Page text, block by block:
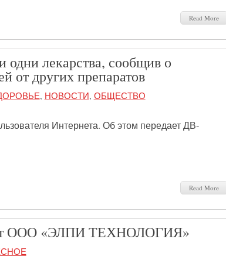
Read More
одни лекарства, сообщив о
от других препаратов
, НОВОСТИ, ОБЩЕСТВО
Интернета. Об этом передает ДВ-
Read More
от ООО «ЭЛПИ ТЕХНОЛОГИЯ»